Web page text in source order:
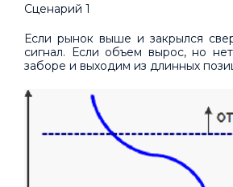
Сценарий 1
Если рынок выше и закрылся
сигнал. Если объем вырос, но
заборе и выходим из длинных